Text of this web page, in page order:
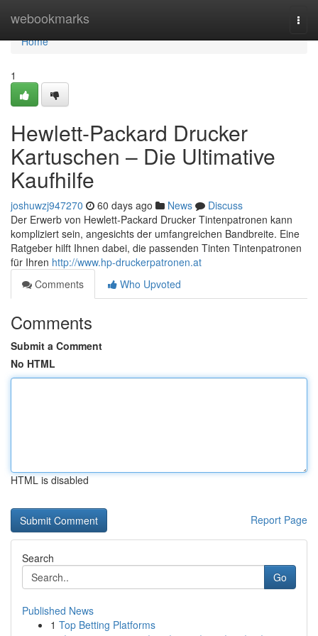
webookmarks
Home
Home
1
Hewlett-Packard Drucker
Kartuschen – Die Ultimative
Kaufhilfe
joshuwzj947270 60 days ago News
Discuss
Der Erwerb von Hewlett-Packard Drucker Tintenpatronen kann
kompliziert sein, angesichts der umfangreichen Bandbreite. Eine
Ratgeber hilft Ihnen dabei, die passenden Tinten Tintenpatronen
für Ihren http://www.hp-druckerpatronen.at
Comments
Who Upvoted
Comments
Submit a Comment
No HTML
HTML is disabled
Report Page
Search
Go
Published News
1 Top Betting Platforms